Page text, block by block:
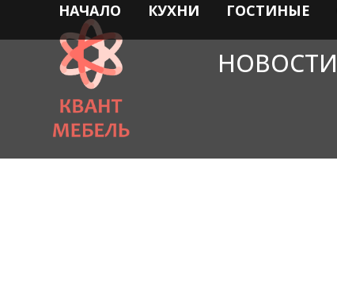
НОВОСТИ
НАЧАЛО КУХНИ ГОСТИНЫЕ